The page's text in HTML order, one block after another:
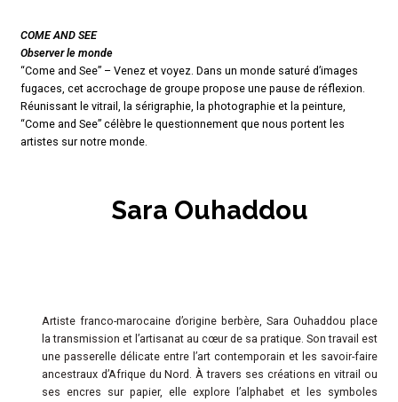
COME AND SEE
Observer le monde
“Come and See” – Venez et voyez. Dans un monde saturé d’images
fugaces, cet accrochage de groupe propose une pause de réflexion.
Réunissant le vitrail, la sérigraphie, la photographie et la peinture,
“Come and See” célèbre le questionnement que nous portent les
artistes sur notre monde.
Sara Ouhaddou
Artiste franco-marocaine d’origine berbère, Sara Ouhaddou place
la transmission et l’artisanat au cœur de sa pratique. Son travail est
une passerelle délicate entre l’art contemporain et les savoir-faire
ancestraux d’Afrique du Nord. À travers ses créations en vitrail ou
ses encres sur papier, elle explore l’alphabet et les symboles